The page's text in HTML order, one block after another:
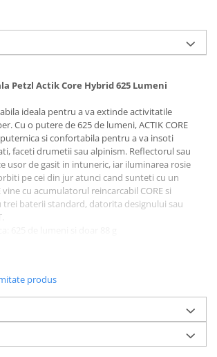
Petzl Actik Core Hybrid 625 Lumeni
ideala pentru a va extinde activitatile
Cu o putere de 625 de lumeni, ACTIK CORE
si confortabila pentru a va insoti
faceti drumetii sau alpinism. Reflectorul sau
usor de gasit in intuneric, iar iluminarea rosie
pe cei din jur atunci cand sunteti cu un
vine cu acumulatorul reincarcabil CORE si
trei baterii standard, datorita designului sau
si confortabila pentru miscare si
astfel incat sa puteti vedea confortabil
focalizata) permite vizualizarea la
pentru miscare
alba: MAX BURN TIME, STANDARD
timp de ardere) si MAX POWER
produs